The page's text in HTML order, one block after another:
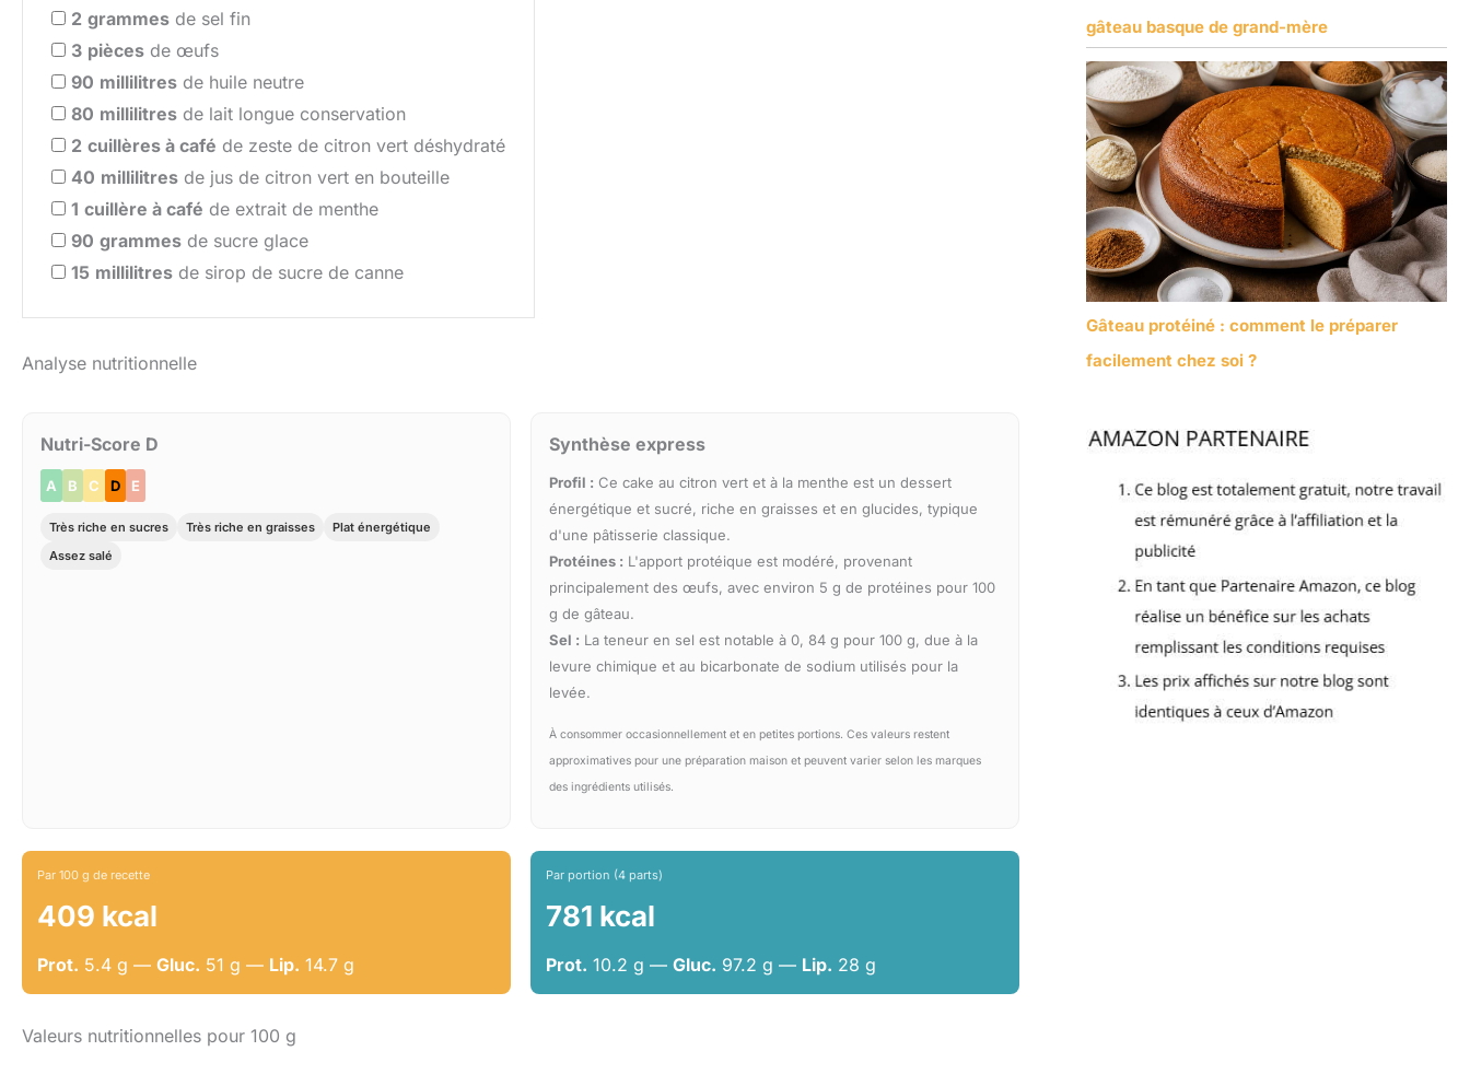
2 grammes de sel fin
3 pièces de œufs
90 millilitres de huile neutre
80 millilitres de lait longue conservation
2 cuillères à café de zeste de citron vert déshydraté
40 millilitres de jus de citron vert en bouteille
1 cuillère à café de extrait de menthe
90 grammes de sucre glace
15 millilitres de sirop de sucre de canne
Analyse nutritionnelle
Nutri-Score D
A B C D E
Très riche en sucres Très riche en graisses
Plat énergétique
Assez salé
Synthèse express
Profil : Ce cake au citron vert et à la menthe est un dessert
énergétique et sucré, riche en graisses et en glucides, typique
d'une pâtisserie classique.
Protéines : L'apport protéique est modéré, provenant
principalement des œufs, avec environ 5 g de protéines pour 100
g de gâteau.
Sel : La teneur en sel est notable à 0, 84 g pour 100 g, due à la
levure chimique et au bicarbonate de sodium utilisés pour la
levée.
À consommer occasionnellement et en petites portions. Ces valeurs restent
approximatives pour une préparation maison et peuvent varier selon les marques
des ingrédients utilisés.
Par 100 g de recette
409 kcal
Prot. 5.4 g — Gluc. 51 g — Lip. 14.7 g
Par portion (4 parts)
781 kcal
Prot. 10.2 g —Gluc. 97.2 g — Lip. 28 g
Valeurs nutritionnelles pour 100 g
gâteau basque de grand-mère
Gâteau protéiné : comment le préparer
facilement chez soi ?